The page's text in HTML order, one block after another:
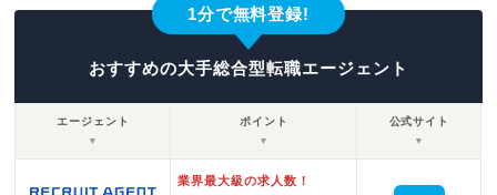
1分で無料登録!
おすすめの大手総合型転職エージェント
エージェント
▼
ポイント
▼
公式サイト
▼
業界最大級の求人数！